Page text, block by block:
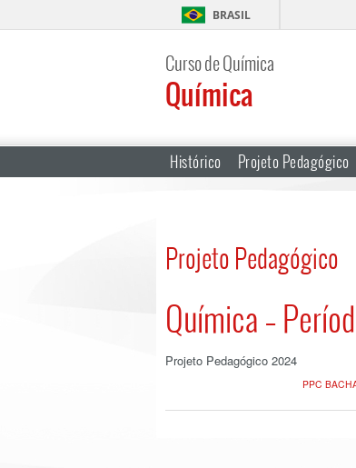
BRASIL
Curso de Química
Química
Histórico Projeto Pedagógico
Projeto Pedagógico
Química –
Projeto Pedagógico 2024
PPC